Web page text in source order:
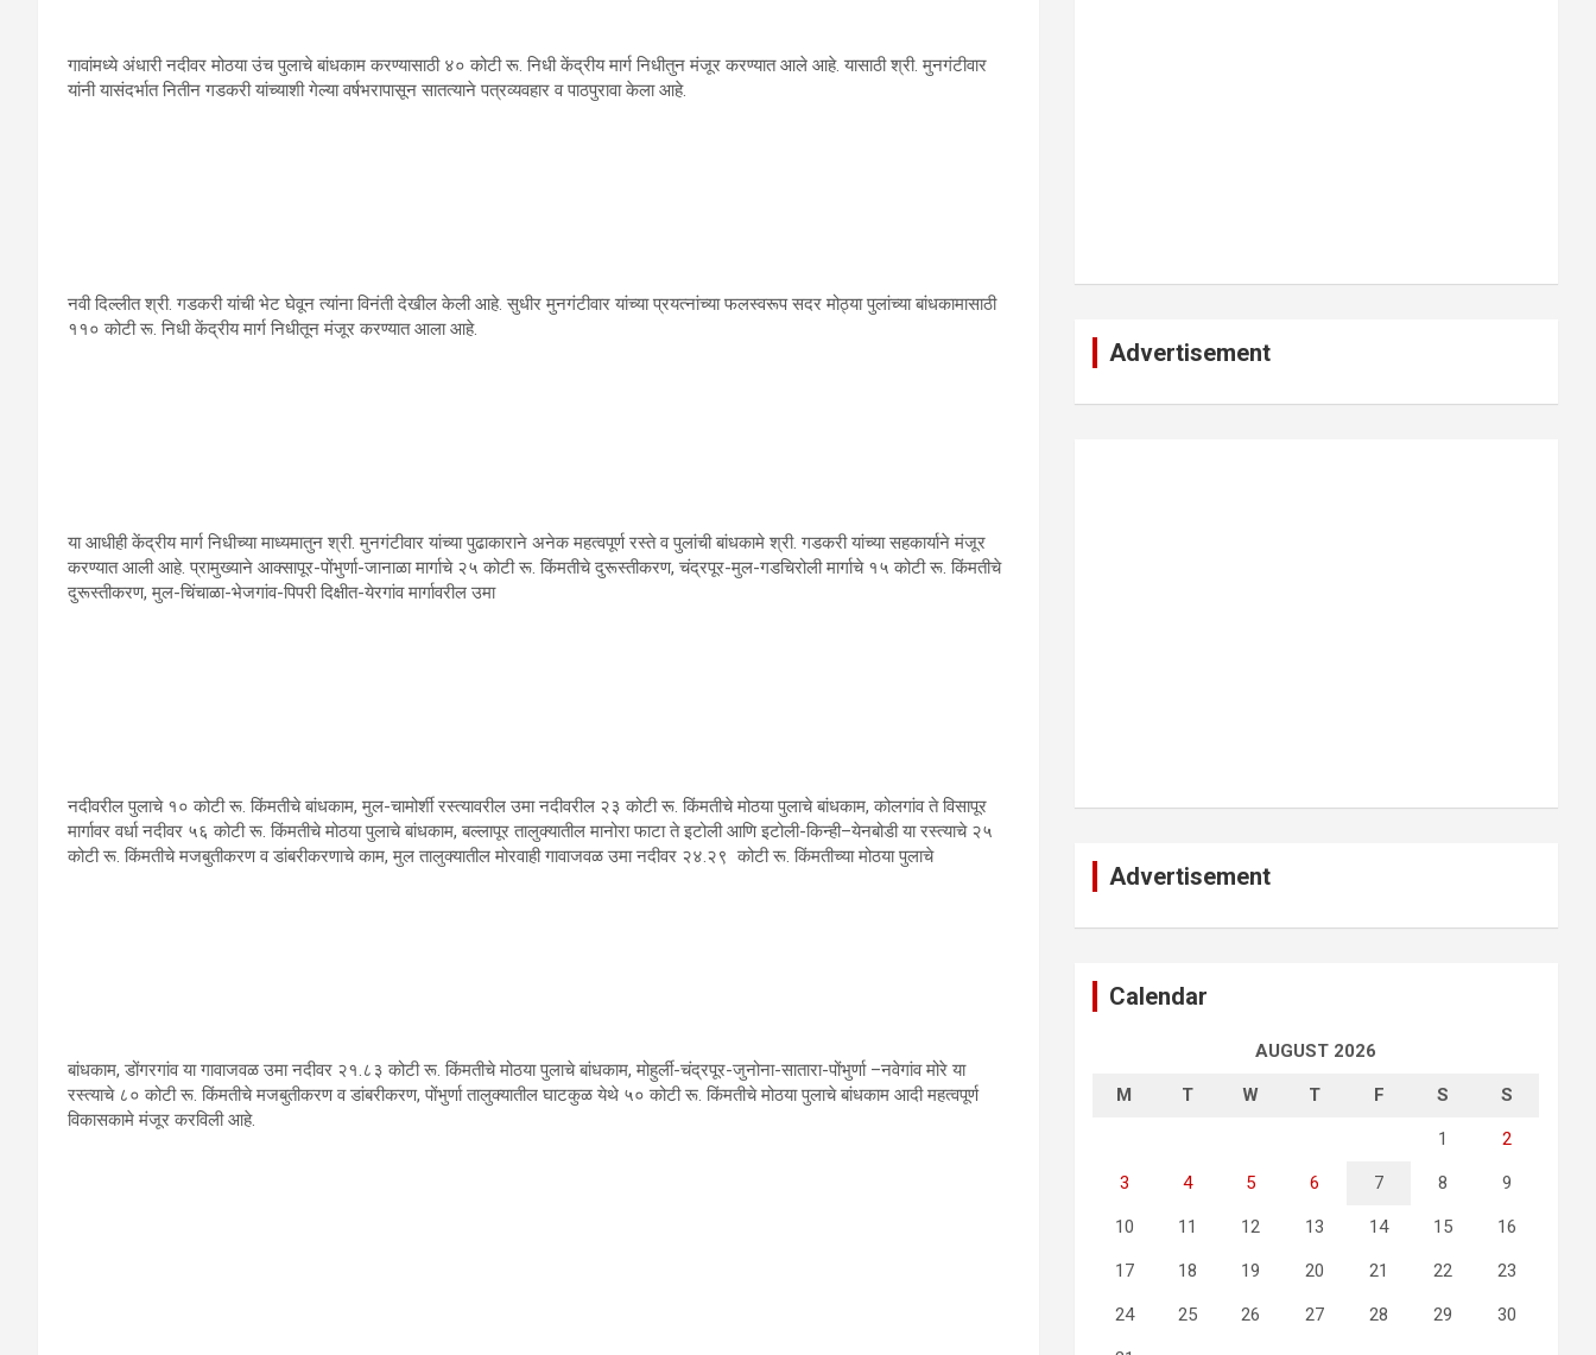
गावांमध्‍ये अंधारी नदीवर मोठया उंच पुलाचे बांधकाम करण्‍यासाठी ४० कोटी रू. निधी केंद्रीय मार्ग निधीतुन मंजूर करण्‍यात आले आहे. यासाठी श्री. मुनगंटीवार
यांनी यासंदर्भात नितीन गडकरी यांच्‍याशी गेल्‍या वर्षभरापासून सातत्‍याने पत्रव्‍यवहार व पाठपुरावा केला आहे.
नवी दिल्‍लीत श्री. गडकरी यांची भेट घेवून त्‍यांना विनंती देखील केली आहे. सुधीर मुनगंटीवार यांच्‍या प्रयत्‍नांच्‍या फलस्‍वरूप सदर मोठ्या पुलांच्‍या बांधकामासाठी
११० कोटी रू. निधी केंद्रीय मार्ग निधीतून मंजूर करण्‍यात आला आहे.
या आधीही केंद्रीय मार्ग निधीच्‍या माध्‍यमातुन श्री. मुनगंटीवार यांच्‍या पुढाकाराने अनेक महत्‍वपूर्ण रस्‍ते व पुलांची बांधकामे श्री. गडकरी यांच्‍या सहकार्याने मंजूर
करण्‍यात आली आहे. प्रामुख्‍याने आक्‍सापूर-पोंभुर्णा-जानाळा मार्गाचे २५ कोटी रू. किंमतीचे दुरूस्‍तीकरण, चंद्रपूर-मुल-गडचिरोली मार्गाचे १५ कोटी रू. किंमतीचे
दुरूस्‍तीकरण, मुल-चिंचाळा-भेजगांव-पिपरी दिक्षीत-येरगांव मार्गावरील उमा
नदीवरील पुलाचे १० कोटी रू. किंमतीचे बांधकाम, मुल-चामोर्शी रस्‍त्‍यावरील उमा नदीवरील २३ कोटी रू. किंमतीचे मोठया पुलाचे बांधकाम, कोलगांव ते विसापूर
मार्गावर वर्धा नदीवर ५६ कोटी रू. किंमतीचे मोठया पुलाचे बांधकाम, बल्‍लापूर तालुक्‍यातील मानोरा फाटा ते इटोली आणि इटोली-किन्‍ही–येनबोडी या रस्‍त्‍याचे २५
कोटी रू. किंमतीचे मजबुतीकरण व डांबरीकरणाचे काम, मुल तालुक्‍यातील मोरवाही गावाजवळ उमा नदीवर २४.२९ कोटी रू. किंमतीच्‍या मोठया पुलाचे
बांधकाम, डोंगरगांव या गावाजवळ उमा नदीवर २१.८३ कोटी रू. किंमतीचे मोठया पुलाचे बांधकाम, मोहुर्ली-चंद्रपूर-जुनोना-सातारा-पोंभुर्णा –नवेगांव मोरे या
रस्‍त्‍याचे ८० कोटी रू. किंमतीचे मजबुतीकरण व डांबरीकरण, पोंभुर्णा तालुक्‍यातील घाटकुळ येथे ५० कोटी रू. किंमतीचे मोठया पुलाचे बांधकाम आदी महत्‍वपूर्ण
विकासकामे मंजूर करविली आहे.
Advertisement
Advertisement
Calendar
AUGUST 2026
M T W T F S S
1 2
3 4 5 6 7 8 9
10 11 12 13 14 15 16
17 18 19 20 21 22 23
24 25 26 27 28 29 30